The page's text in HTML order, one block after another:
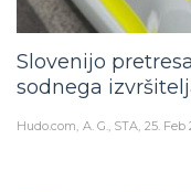
Slovenijo
sodnega
Hudo.com A. G., STA 25. Feb